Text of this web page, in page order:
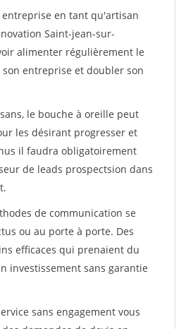
en tant qu'artisan
Saint-jean-sur-
alimenter régulièrement le
entreprise et doubler son
le bouche à oreille peut
les désirant progresser et
il faudra obligatoirement
de leads prospectsion dans
de communication se
ou au porte à porte. Des
efficaces qui prenaient du
investissement sans garantie
sans engagement vous